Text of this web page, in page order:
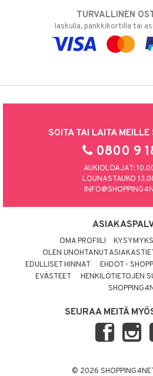
TURVALLINEN
laskulla, pankkikortilla tai
SOITA TAI LAITA
0800 9
AUKIOLOAJAT:
LOUNASTAUKO
OMA PROFIILI
OLEN UNOHTANUT
EDULLISET HINNAT
EHDOT -
EVÄSTEET
HENKILÖTIETOJEN
SEURAA MEITÄ
© 2026